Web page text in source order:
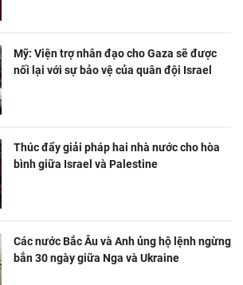
Mỹ: Viện trợ nhân đạo cho Gaza sẽ được
nối lại với sự bảo vệ của quân đội Israel
Thúc đẩy giải pháp hai nhà nước cho hòa
bình giữa Israel và Palestine
Các nước Bắc Âu và Anh ủng hộ lệnh ngừng
bắn 30 ngày giữa Nga và Ukraine